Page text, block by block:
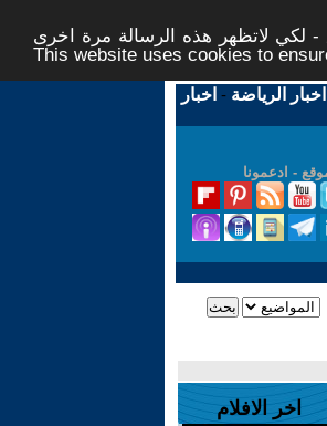
لكي لاتظهر هذه الرسالة مرة اخرى -
This website uses cookies to
اخبار الرياضة - اخبار
- ادعمونا
اخر الافلام